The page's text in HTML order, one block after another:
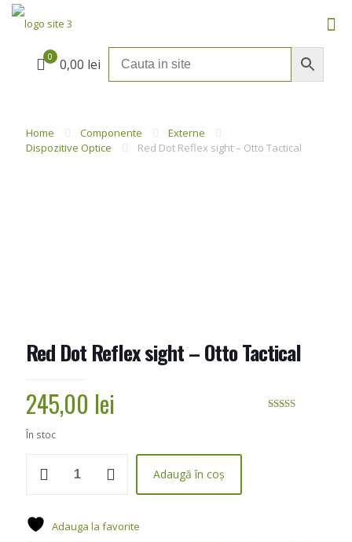
0 0,00 lei
Home Componente
Externe
Dispozitive Optice
Red Dot Reflex sight – Otto Tactical
Red Dot Reflex sight – Otto Tactical
245,00 lei
În stoc
Red
sight
Adaugă în coș
Adauga la favorite